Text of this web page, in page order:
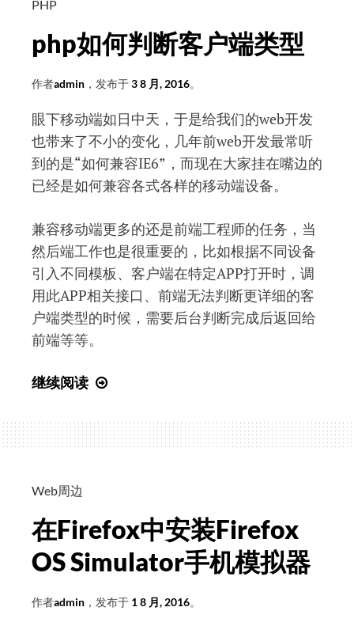
像
败
的
问
题
PHP
php如何判断客户端类型
作者admin ，发布于3 8 月, 2016。
眼下移动端如日中天，于是给我们的web开发
也带来了不小的变化，几年前web开发最常听
到的是“如何兼容IE6”，而现在大家挂在嘴边的
已经是如何兼容各式各样的移动端设备。
兼容移动端更多的还是前端工程师的任务，当
然后端工作也是很重要的，比如根据不同设备
引入不同模板、客户端在特定APP打开时，调
用此APP相关接口、前端无法判断更详细的客
户端类型的时候，需要后台判断完成后返回给
前端等等。
继续阅读
何
判
端
型
Web周边
在Firefox中安装Firefox
OS Simulator手机模拟器
作者admin ，发布于 1 8 月, 2016。